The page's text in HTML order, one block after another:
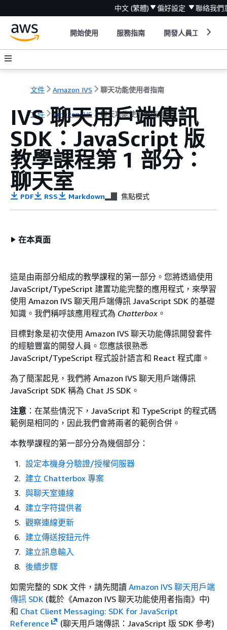
中文 (繁體) 偏好設定 聯絡我們
開始使用 服務指南 開發人員工具
文件 Amazon IVS 聊天功能使用者指南
文件 Amazon IVS 聊天功能使用者指南
IVS 聊天用戶端傳訊
SDK：JavaScript 版
教學課程第 1 部分：
聊天室
PDF RSS Markdown 焦點模式
在本頁面
這是由兩部分組成的教學課程的第一部分。您將透過使用
JavaScript/TypeScript 建置功能完整的應用程式，來學習
使用 Amazon IVS 聊天用戶端傳訊 JavaScript SDK 的基礎
知識。我們稱呼該應用程式為 Chatterbox 。
目標對象是初次使用 Amazon IVS 聊天功能傳訊開發套件
的經驗豐富的開發人員。您應該很熟悉
JavaScript/TypeScript 程式設計語言和 React 程式庫。
為了簡潔起見，我們將 Amazon IVS 聊天用戶端傳訊
JavaScript SDK 稱為 Chat JS SDK。
注意 ：在某些情況下，JavaScript 和 TypeScript 的程式碼
範例是相同的，因此我們會將兩者的範例合併。
本教學課程的第一部分分為幾個部分：
設定本機身分驗證/授權伺服器
建立 Chatterbox 專案
與聊天室連線
建立字符提供者
觀察連線更新
建立傳送按鈕元件
建立訊息輸入
後續步驟
如需完整的 SDK 文件，請先閱讀 Amazon IVS 聊天用戶端
傳訊 SDK (載於《Amazon IVS 聊天功能使用者指南》中)
和 Chat Client Messaging: SDK for JavaScript
Reference
(聊天用戶端傳訊：JavaScript 版 SDK 參考)